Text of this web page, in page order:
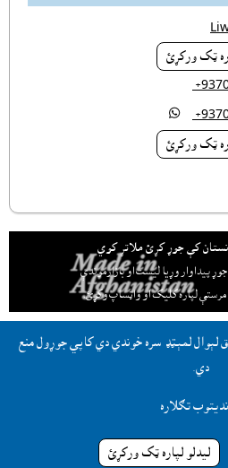
ټک ورکړئ

ټک ورکړئ
کې جوړ کړئ ملاتړ کوي
پيداوار وړيا ليست او بازارموندې
مرستې لپاره کليک او واټساپ وکړئ.
او حقوق لېوال لمېټډ سره خوندي دي کاپي جوړول منع
دي.
تګلاره
ليدلو لپاره ټک ورکړئ